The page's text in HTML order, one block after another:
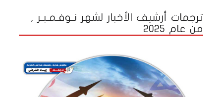
ترجمات أرشيف الأخبار لشهر نـوفـمـبـر ,
من عام 2025